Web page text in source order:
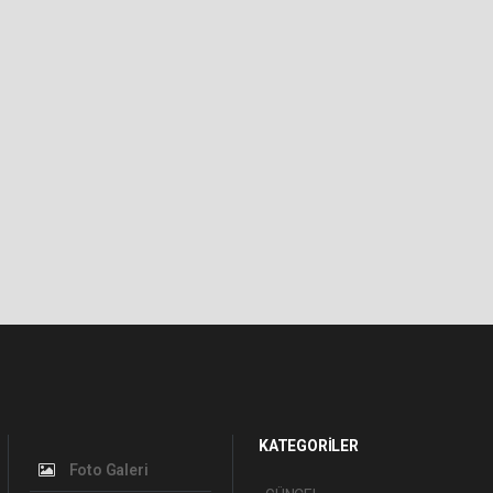
Foto Galeri
KATEGORİLER